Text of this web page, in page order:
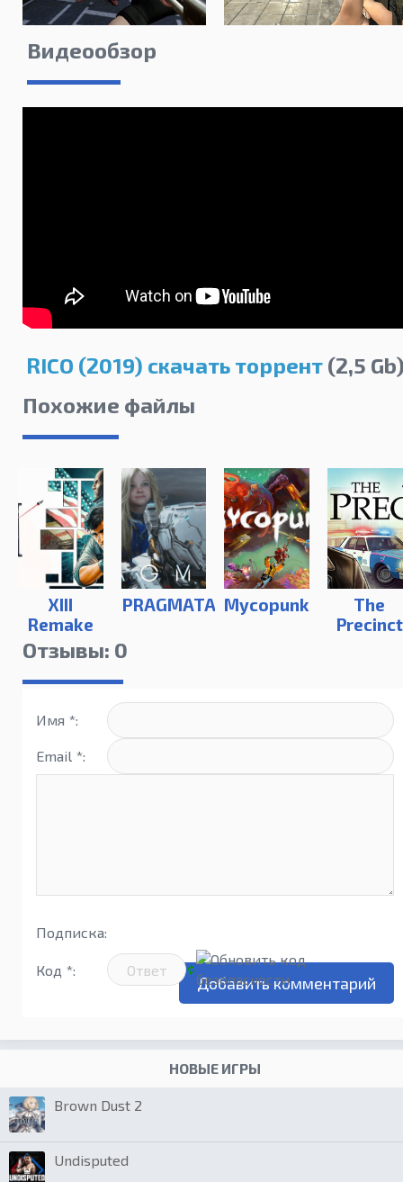
Видеообзор
RICO (2019) скачать торрент(2,5
Похожие файлы
XIII
Remake
PRAGMATA Mycopunk
The
Precinct
Отзывы: 0
Имя *:
Email *:
Подписка:
Код *:
НОВЫЕ ИГРЫ
Brown Dust 2
Undisputed